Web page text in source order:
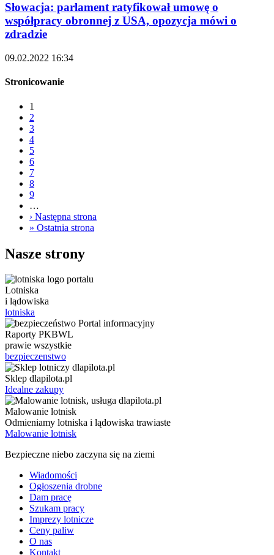
Słowacja: parlament ratyfikował umowę o
współpracy obronnej z USA, opozycja mówi o
zdradzie
09.02.2022 16:34
Stronicowanie
1
2
3
4
5
6
7
8
9
…
› Następna strona
» Ostatnia strona
Nasze strony
Lotniska
i lądowiska
lotniska
Raporty PKBWL
prawie wszystkie
bezpieczenstwo
Sklep dlapilota.pl
Idealne zakupy
Malowanie lotnisk
Odmieniamy lotniska i lądowiska trawiaste
Malowanie lotnisk
Bezpieczne niebo zaczyna się na ziemi
Wiadomości
Ogłoszenia drobne
Dam pracę
Szukam pracy
Imprezy lotnicze
Ceny paliw
O nas
Kontakt